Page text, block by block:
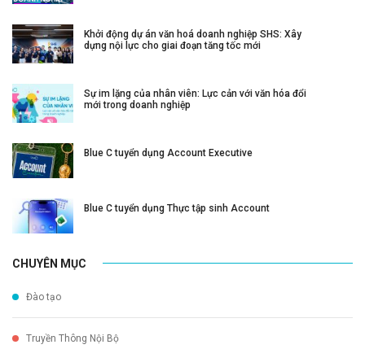
Khởi động dự án văn hoá doanh nghiệp SHS: Xây
dựng nội lực cho giai đoạn tăng tốc mới
Sự im lặng của nhân viên: Lực cản với văn hóa đổi
mới trong doanh nghiệp
Blue C tuyển dụng Account Executive
Blue C tuyển dụng Thực tập sinh Account
CHUYÊN MỤC
Đào tạo
Truyền Thông Nội Bộ